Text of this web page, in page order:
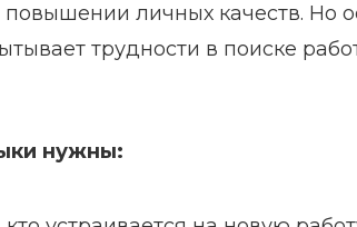
повышении личных качеств. Но
трудности в поиске
нужны: